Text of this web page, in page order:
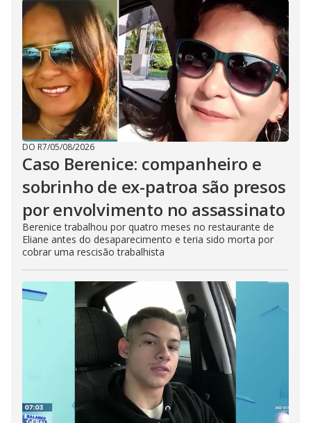
DO R7/05/08/2026
Caso Berenice: companheiro e
sobrinho de ex-patroa são presos
por envolvimento no assassinato
Berenice trabalhou por quatro meses no restaurante de
Eliane antes do desaparecimento e teria sido morta por
cobrar uma rescisão trabalhista